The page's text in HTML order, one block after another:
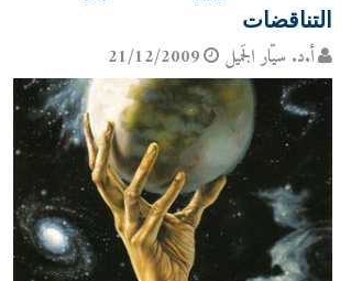
التناقضات
أ.د. سيّار الجَميل 21/12/2009